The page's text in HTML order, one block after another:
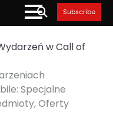
Subscribe
w Call of
Specjalne
Oferty